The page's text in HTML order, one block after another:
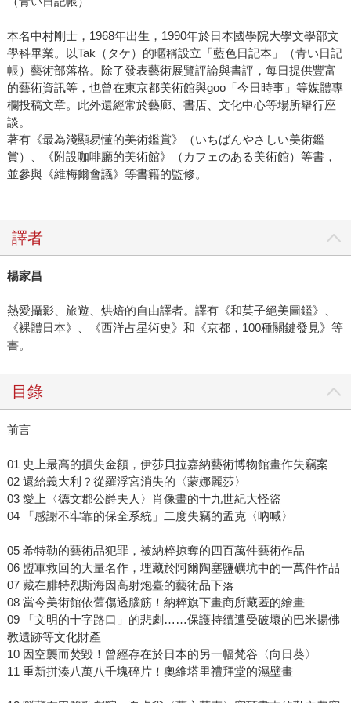
本名中村剛士，1968年出生，1990年於日本國學院大學文學部文
學科畢業。以Tak（タケ）的暱稱設立「藍色日記本」（青い日記
帳）藝術部落格。除了發表藝術展覽評論與書評，每日提供豐富
的藝術資訊等，也曾在東京都美術館與goo「今日時事」等媒體專
欄投稿文章。此外還經常於藝廊、書店、文化中心等場所舉行座
談。
著有《最為淺顯易懂的美術鑑賞》（いちばんやさしい美術鑑
賞）、《附設咖啡廳的美術館》（カフェのある美術館）等書，
並參與《維梅爾會議》等書籍的監修。
譯者
楊家昌
熱愛攝影、旅遊、烘焙的自由譯者。譯有《和菓子絕美圖鑑》、
《裸體日本》、《西洋占星術史》和《京都，100種關鍵發見》等
書。
目錄
前言
01 史上最高的損失金額，伊莎貝拉嘉納藝術博物館畫作失竊案
02 還給義大利？從羅浮宮消失的〈蒙娜麗莎〉
03 愛上〈德文郡公爵夫人〉肖像畫的十九世紀大怪盜
04 「感謝不牢靠的保全系統」二度失竊的孟克〈吶喊〉
05 希特勒的藝術品犯罪，被納粹掠奪的四百萬件藝術作品
06 盟軍救回的大量名作，埋藏於阿爾陶塞鹽礦坑中的一萬件作品
07 藏在腓特烈斯海因高射炮臺的藝術品下落
08 當今美術館依舊傷透腦筋！納粹旗下畫商所藏匿的繪畫
09 「文明的十字路口」的悲劇……保護持續遭受破壞的巴米揚佛
教遺跡等文化財產
10 因空襲而焚毀！曾經存在於日本的另一幅梵谷〈向日葵〉
11 重新拼湊八萬八千塊碎片！奧維塔里禮拜堂的濕壁畫